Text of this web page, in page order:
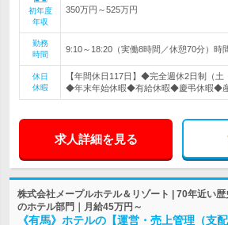
初年度
年収
350万円～525万円
勤務
時間
9:10～18:20（実働8時間／休憩70分）時
休日
休暇
【年間休日117日】◆完全週休2日制（
◆年末年始休暇◆有給休暇◆慶弔休暇◆
求人詳細を見る
株式会社メープルホテル＆リゾート | 70年近い歴
のホテル部門｜月給45万円～
《有馬》ホテルの【運営・売上管理（支